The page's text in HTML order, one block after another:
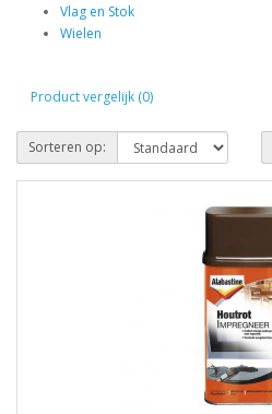
Vlag en Stok
Wielen
Product vergelijk (0)
Sorteren op: